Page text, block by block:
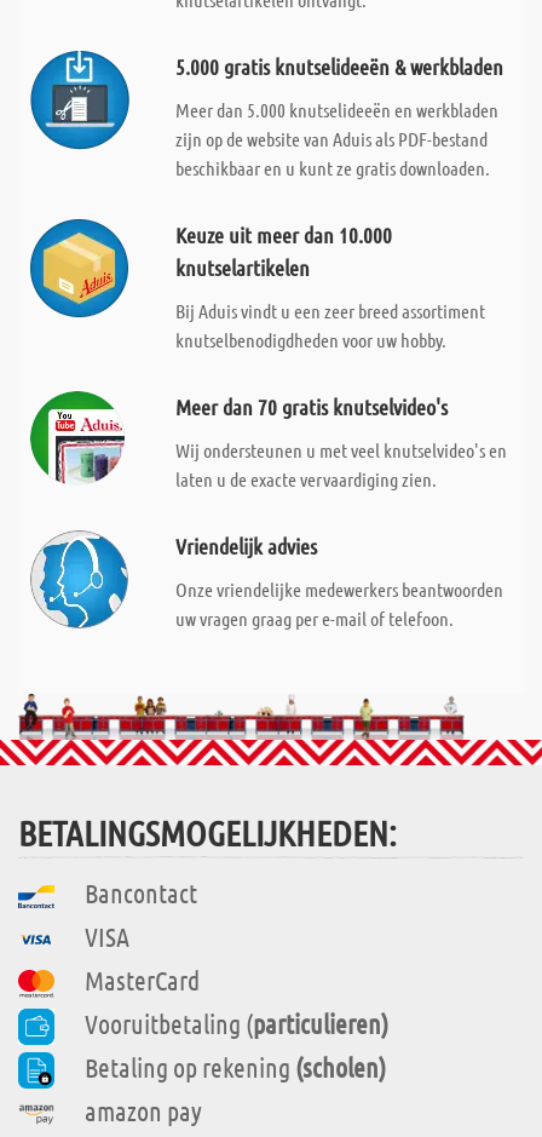
5.000 gratis knutselideeën & werkbladen
Meer dan 5.000 knutselideeën en werkbladen
zijn op de website van Aduis als PDF-bestand
beschikbaar en u kunt ze gratis downloaden.
Keuze uit meer dan 10.000
knutselartikelen
Bij Aduis vindt u een zeer breed assortiment
knutselbenodigdheden voor uw hobby.
Meer dan 70 gratis knutselvideo's
Wij ondersteunen u met veel knutselvideo's en
laten u de exacte vervaardiging zien.
Vriendelijk advies
Onze vriendelijke medewerkers beantwoorden
uw vragen graag per e-mail of telefoon.
BETALINGSMOGELIJKHEDEN:
Bancontact
VISA
MasterCard
Vooruitbetaling (particulieren)
Betaling op rekening (scholen)
amazon pay